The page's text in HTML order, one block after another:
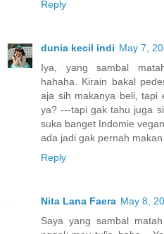
Reply
dunia kecil indi May 7,
Iya, yang sambal
hahaha. Kirain bakal
aja sih makanya beli, tapi
ya? ---tapi gak tahu juga
suka banget Indomie
ada jadi gak pernah
Reply
Nita Lana Faera May 8,
Saya yang sambal